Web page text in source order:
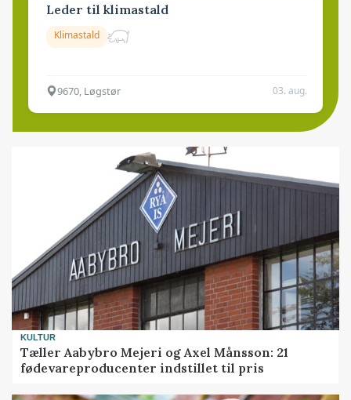
Leder til klimastald
Klimastald
9670, Løgstør 03. aug.
KULTUR
Tæller Aabybro Mejeri og Axel Månsson: 21
fødevareproducenter indstillet til pris